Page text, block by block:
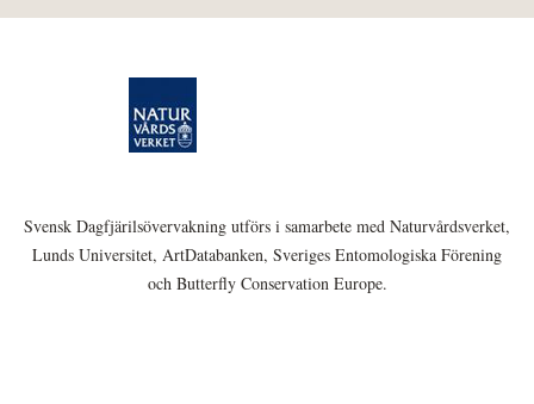
Svensk Dagfjärilsövervakning utförs i samarbete med Naturvårdsverket,
Lunds Universitet, ArtDatabanken, Sveriges Entomologiska Förening
och Butterfly Conservation Europe.